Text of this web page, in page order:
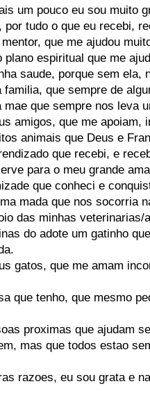
um pouco eu sou muito
por tudo o que eu recebi,
que me ajudou
plano espiritual que me
saude, porque sem ela,
familia, que sempre de
mae que sempre nos leva
amigos, que me apoiam,
animais que Deus e
que recebi, e
para o meu grande
que conheci e
mada que nos socorria
das minhas veterinarias/
do adote um gatinho
gatos, que me amam
que tenho, que mesmo
proximas que ajudam
mas que todos estao
razoes, eu sou grata e